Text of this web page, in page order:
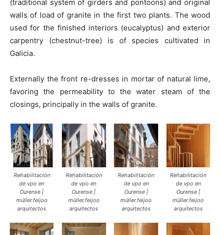
(traditional system of girders and pontoons) and original
walls of load of granite in the first two plants. The wood
used for the finished interiors (eucalyptus) and exterior
carpentry (chestnut-tree) is of species cultivated in
Galicia.
Externally the front re-dresses in mortar of natural lime,
favoring the permeability to the water steam of the
closings, principally in the walls of granite.
Rehabilitación
de vpo en
Ourense |
müller.feijoo
arquitectos
Rehabilitación
de vpo en
Ourense |
müller.feijoo
arquitectos
Rehabilitación
de vpo en
Ourense |
müller.feijoo
arquitectos
Rehabilitación
de vpo en
Ourense |
müller.feijoo
arquitectos